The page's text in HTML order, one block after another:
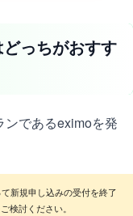
っちがおすす
であるeximoを発
新規申し込みの受付を終了
検討ください。